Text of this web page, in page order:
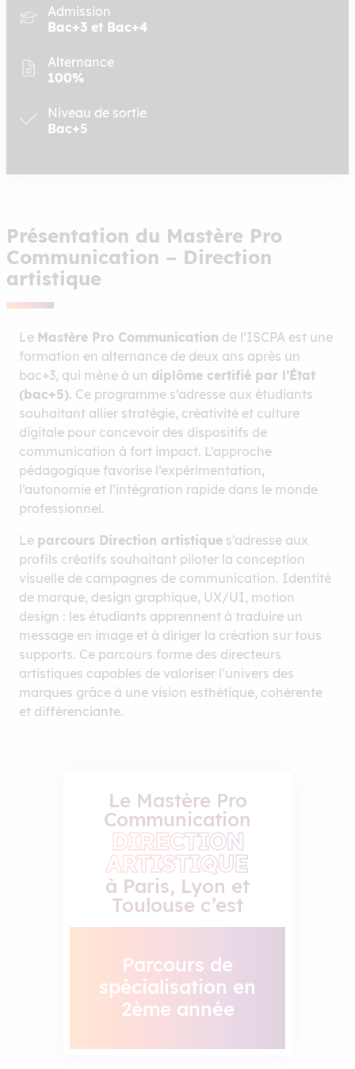
Admission
Bac+3 et Bac+4
Alternance
100%
Niveau de sortie
Bac+5
Présentation du Mastère Pro
Communication – Direction
artistique
Le Mastère Pro Communication de l’ISCPA est une
formation en alternance de deux ans après un
bac+3, qui mène à un diplôme certifié par l’État
(bac+5). Ce programme s’adresse aux étudiants
souhaitant allier stratégie, créativité et culture
digitale pour concevoir des dispositifs de
communication à fort impact. L’approche
pédagogique favorise l’expérimentation,
l’autonomie et l’intégration rapide dans le monde
professionnel.
Le parcours Direction artistique s’adresse aux
profils créatifs souhaitant piloter la conception
visuelle de campagnes de communication. Identité
de marque, design graphique, UX/UI, motion
design : les étudiants apprennent à traduire un
message en image et à diriger la création sur tous
supports. Ce parcours forme des directeurs
artistiques capables de valoriser l’univers des
marques grâce à une vision esthétique, cohérente
et différenciante.
Le Mastère Pro
Communication
DIRECTION
ARTISTIQUE
à Paris, Lyon et
Toulouse c’est
100 % en
alternance
Des studios et
salles de création
spécialisation en
2ème année